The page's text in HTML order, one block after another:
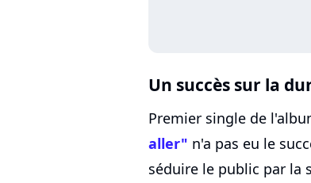
Un succès sur la
Premier single de
aller" n'a pas eu le
séduire le public par la